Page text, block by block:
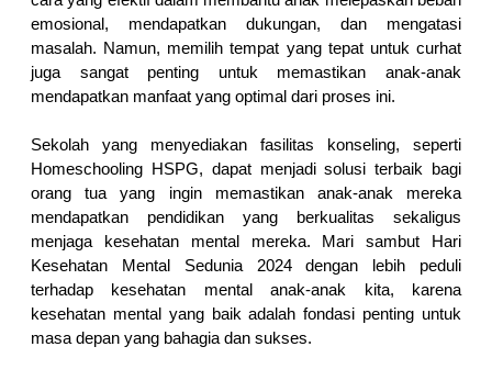
emosional, mendapatkan dukungan, dan mengatasi
masalah. Namun, memilih tempat yang tepat untuk curhat
juga sangat penting untuk memastikan anak-anak
mendapatkan manfaat yang optimal dari proses ini.
Sekolah yang menyediakan fasilitas konseling, seperti
Homeschooling HSPG, dapat menjadi solusi terbaik bagi
orang tua yang ingin memastikan anak-anak mereka
mendapatkan pendidikan yang berkualitas sekaligus
menjaga kesehatan mental mereka. Mari sambut Hari
Kesehatan Mental Sedunia 2024 dengan lebih peduli
terhadap kesehatan mental anak-anak kita, karena
kesehatan mental yang baik adalah fondasi penting untuk
masa depan yang bahagia dan sukses.